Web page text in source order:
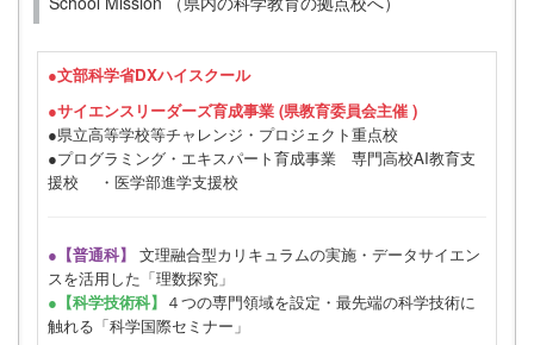
●文部科学省DXハイスクール
●サイエンスリーダーズ育成事業 (県教育委員会主催 )
●県立高等学校等チャレンジ・プロジェクト重点校
●プログラミング・エキスパート育成事業 専門高校AI教育支
援校 ・医学部進学支援校
●【普通科】 文理融合型カリキュラムの実施・データサイエン
スを活用した「理数探究」
●【科学技術科】 ４つの専門領域を設定・最先端の科学技術に
触れる「科学国際セミナー」